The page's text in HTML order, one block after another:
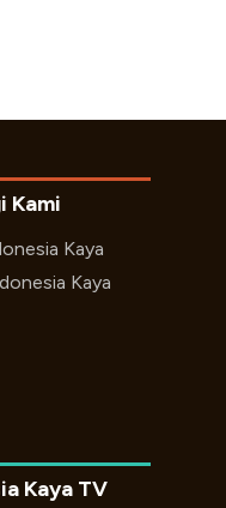
Kami
Kaya
Kaya
Kaya TV